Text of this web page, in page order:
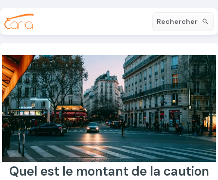
Rechercher
Quel est le montant de la caution